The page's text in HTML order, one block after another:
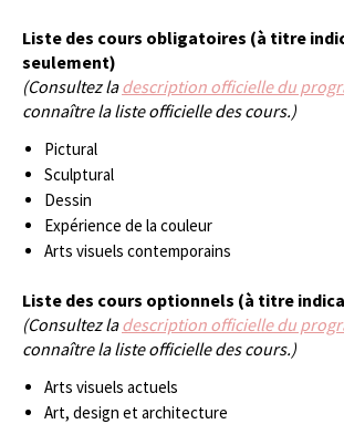
Liste des cours obligatoires (à titre
seulement)
(Consultez ladescription officielle du
connaître la liste officielle des cours.)
Pictural
Sculptural
Dessin
Expérience de la couleur
Arts visuels contemporains
Liste des cours optionnels (à titre
(Consultez ladescription officielle du
connaître la liste officielle des cours.)
Arts visuels actuels
Art, design et architecture